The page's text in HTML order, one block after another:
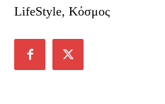
LifeStyle, Κόσμος